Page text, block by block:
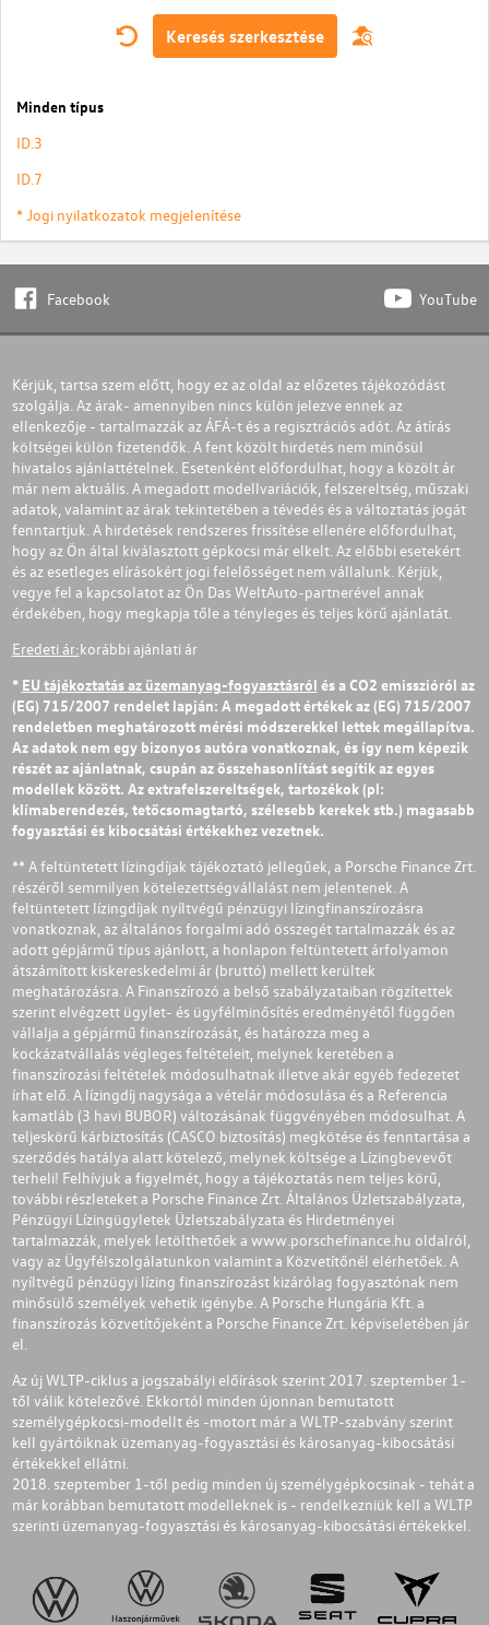
Keresés szerkesztése
Minden típus
ID.3
ID.7
* Jogi nyilatkozatok megjelenítése
Facebook YouTube
Kérjük, tartsa szem előtt, hogy ez az oldal az előzetes tájékozódást
szolgálja. Az árak- amennyiben nincs külön jelezve ennek az
ellenkezője - tartalmazzák az ÁFÁ-t és a regisztrációs adót. Az átírás
költségei külön fizetendők. A fent közölt hirdetés nem minősül
hivatalos ajánlattételnek. Esetenként előfordulhat, hogy a közölt ár
már nem aktuális. A megadott modellvariációk, felszereltség, műszaki
adatok, valamint az árak tekintetében a tévedés és a változtatás jogát
fenntartjuk. A hirdetések rendszeres frissítése ellenére előfordulhat,
hogy az Ön által kiválasztott gépkocsi már elkelt. Az előbbi esetekért
és az esetleges elírásokért jogi felelősséget nem vállalunk. Kérjük,
vegye fel a kapcsolatot az Ön Das WeltAuto-partnerével annak
érdekében, hogy megkapja tőle a tényleges és teljes körű ajánlatát.
Eredeti ár:korábbi ajánlati ár
* EU tájékoztatás az üzemanyag-fogyasztásról és a CO2 emisszióról az
(EG) 715/2007 rendelet lapján: A megadott értékek az (EG) 715/2007
rendeletben meghatározott mérési módszerekkel lettek megállapítva.
Az adatok nem egy bizonyos autóra vonatkoznak, és így nem képezik
részét az ajánlatnak, csupán az összehasonlítást segítik az egyes
modellek között. Az extrafelszereltségek, tartozékok (pl:
klímaberendezés, tetőcsomagtartó, szélesebb kerekek stb.) magasabb
fogyasztási és kibocsátási értékekhez vezetnek.
** A feltüntetett lízingdíjak tájékoztató jellegűek, a Porsche Finance Zrt.
részéről semmilyen kötelezettségvállalást nem jelentenek. A
feltüntetett lízingdíjak nyíltvégű pénzügyi lízingfinanszírozásra
vonatkoznak, az általános forgalmi adó összegét tartalmazzák és az
adott gépjármű típus ajánlott, a honlapon feltüntetett árfolyamon
átszámított kiskereskedelmi ár (bruttó) mellett kerültek
meghatározásra. A Finanszírozó a belső szabályzataiban rögzítettek
szerint elvégzett ügylet- és ügyfélminősítés eredményétől függően
vállalja a gépjármű finanszírozását, és határozza meg a
kockázatvállalás végleges feltételeit, melynek keretében a
finanszírozási feltételek módosulhatnak illetve akár egyéb fedezetet
írhat elő. A lízingdíj nagysága a vételár módosulása és a Referencia
kamatláb (3 havi BUBOR) változásának függvényében módosulhat. A
teljeskörű kárbiztosítás (CASCO biztosítás) megkötése és fenntartása a
szerződés hatálya alatt kötelező, melynek költsége a Lízingbevevőt
terheli! Felhívjuk a figyelmét, hogy a tájékoztatás nem teljes körű,
további részleteket a Porsche Finance Zrt. Általános Üzletszabályzata,
Pénzügyi Lízingügyletek Üzletszabályzata és Hirdetményei
tartalmazzák, melyek letölthetőek a www.porschefinance.hu oldalról,
vagy az Ügyfélszolgálatunkon valamint a Közvetítőnél elérhetőek. A
nyíltvégű pénzügyi lízing finanszírozást kizárólag fogyasztónak nem
minősülő személyek vehetik igénybe. A Porsche Hungária Kft. a
finanszírozás közvetítőjeként a Porsche Finance Zrt. képviseletében jár
el.
Az új WLTP-ciklus a jogszabályi előírások szerint 2017. szeptember 1-
től válik kötelezővé. Ekkortól minden újonnan bemutatott
személygépkocsi-modellt és -motort már a WLTP-szabvány szerint
kell gyártóiknak üzemanyag-fogyasztási és károsanyag-kibocsátási
értékekkel ellátni.
2018. szeptember 1-től pedig minden új személygépkocsinak - tehát a
már korábban bemutatott modelleknek is - rendelkezniük kell a WLTP
szerinti üzemanyag-fogyasztási és károsanyag-kibocsátási értékekkel.